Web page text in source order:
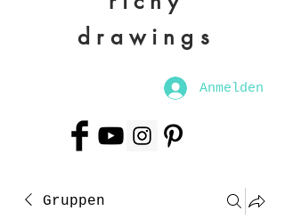
drawings
Anmelden
Gruppen